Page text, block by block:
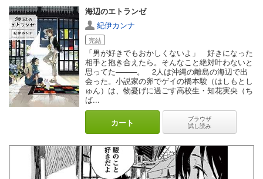
これはもうウブっていうかバブ。
恋愛赤ちゃんです。 かわいいね。
しかし、ただでさえ人間関係に苦手意識のある猪原は、自分の恋心
を自覚した後も考えすぎてしまって一歩が踏み出しきれない。
普段思ったことははっきり口にする猪原が、真木に対しては気持ち
をどう伝えたらいいかわからなくなってしまう…。
一方で真木もあるきっかけで猪原の好意を知ってからは、やや遠回
りにちょっかいを出して猪原の反応を伺うばかり。
この展開には僕も相当焦らされました！
焦れた先に訪れるキュン展開については、是非みなさんにも実際に
本作を読んで楽しんでいただきたいです！
『俺のセンパイが心臓に悪い』、是非チェックしてみてください。
海辺のエトランゼ
紀伊カンナ
完結
「男が好きでもおかしくないよ」 好きになった
相手と抱き合えたら。そんなこと絶対叶わないと
思ってた────。 2人は沖縄の離島の海辺で出
会った。小説家の卵でゲイの橋本駿（はしもとし
ゅん）は、物憂げに過ごす高校生・知花実央（ち
ば...
カート
ブラウザ
試し読み